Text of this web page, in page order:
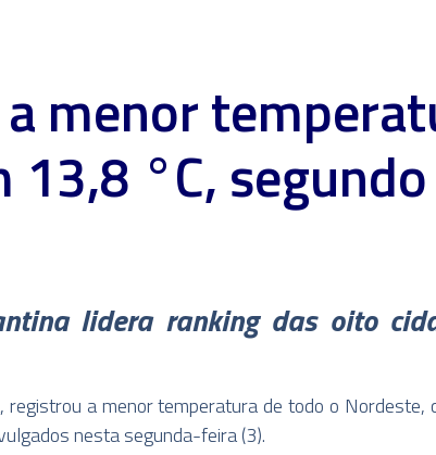
menor
13,8 °C,
lidera ranking das oito
registrou a menor temperatura de todo o
nesta segunda-feira (3).